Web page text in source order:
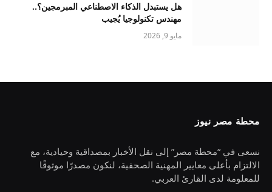
هل يستبدل الذكاء الاصطناعي المبرمجين؟..
مهندس تكنولوجيا يُجيب
مايو 9, 2026
محطة مصر نيوز
نسعى في “محطة مصر” إلى نقل الأخبار بمصداقية وحيادية، مع
الالتزام بأعلى معايير المهنية الصحفية، لنكون مصدرًا موثوقًا
للمعلومة لدى القارئ العربي.